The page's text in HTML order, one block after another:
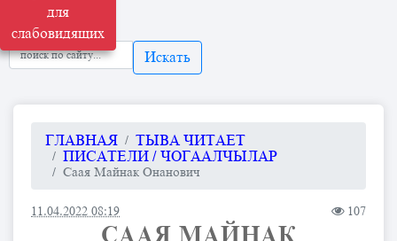
для
слабовидящих
Искать
ГЛАВНАЯ
ТЫВА ЧИТАЕТ
ПИСАТЕЛИ / ЧОГААЛЧЫЛАР
Саая Майнак Онанович
11.04.2022 08:19 107
СААЯ МАЙНАК